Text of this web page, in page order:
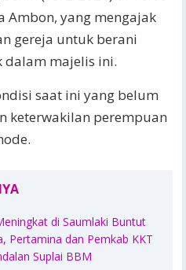
Ambon, yang mengajak
gereja untuk berani
dalam majelis ini.
saat ini yang belum
keterwakilan perempuan
di Saumlaki Buntut
Pertamina dan Pemkab KKT
Suplai BBM